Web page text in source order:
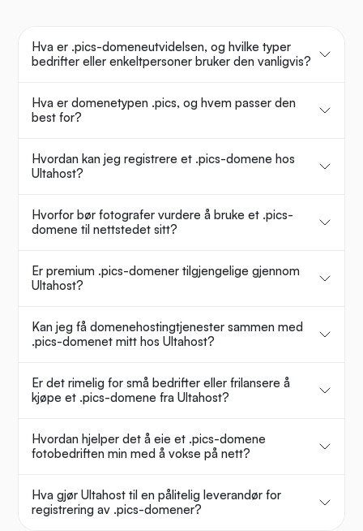
Hva er .pics-domeneutvidelsen, og hvilke typer
bedrifter eller enkeltpersoner bruker den vanligvis?
Hva er domenetypen .pics, og hvem passer den
best for?
Hvordan kan jeg registrere et .pics-domene hos
Ultahost?
Hvorfor bør fotografer vurdere å bruke et .pics-
domene til nettstedet sitt?
Er premium .pics-domener tilgjengelige gjennom
Ultahost?
Kan jeg få domenehostingtjenester sammen med
.pics-domenet mitt hos Ultahost?
Er det rimelig for små bedrifter eller frilansere å
kjøpe et .pics-domene fra Ultahost?
Hvordan hjelper det å eie et .pics-domene
fotobedriften min med å vokse på nett?
Hva gjør Ultahost til en pålitelig leverandør for
registrering av .pics-domener?